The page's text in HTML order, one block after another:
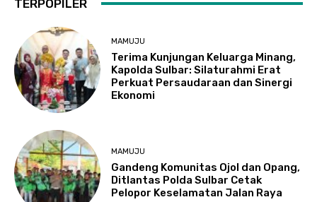
TERPOPILER
MAMUJU
Terima Kunjungan Keluarga Minang,
Kapolda Sulbar: Silaturahmi Erat
Perkuat Persaudaraan dan Sinergi
Ekonomi
MAMUJU
Gandeng Komunitas Ojol dan Opang,
Ditlantas Polda Sulbar Cetak
Pelopor Keselamatan Jalan Raya